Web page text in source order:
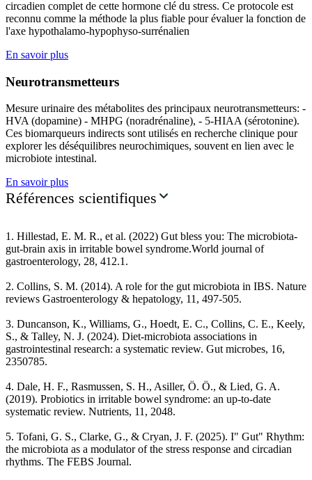
circadien complet de cette hormone clé du stress. Ce protocole est
reconnu comme la méthode la plus fiable pour évaluer la fonction de
l'axe hypothalamo-hypophyso-surrénalien
En savoir plus
Neurotransmetteurs
Mesure urinaire des métabolites des principaux neurotransmetteurs: -
HVA (dopamine) - MHPG (noradrénaline), - 5-HIAA (sérotonine).
Ces biomarqueurs indirects sont utilisés en recherche clinique pour
explorer les déséquilibres neurochimiques, souvent en lien avec le
microbiote intestinal.
En savoir plus
Références scientifiques
1. Hillestad, E. M. R., et al. (2022) Gut bless you: The microbiota-
gut-brain axis in irritable bowel syndrome.World journal of
gastroenterology, 28, 412.1.
2. Collins, S. M. (2014). A role for the gut microbiota in IBS. Nature
reviews Gastroenterology & hepatology, 11, 497-505.
3. Duncanson, K., Williams, G., Hoedt, E. C., Collins, C. E., Keely,
S., & Talley, N. J. (2024). Diet-microbiota associations in
gastrointestinal research: a systematic review. Gut microbes, 16,
2350785.
4. Dale, H. F., Rasmussen, S. H., Asiller, Ö. Ö., & Lied, G. A.
(2019). Probiotics in irritable bowel syndrome: an up-to-date
systematic review. Nutrients, 11, 2048.
5. Tofani, G. S., Clarke, G., & Cryan, J. F. (2025). I" Gut" Rhythm:
the microbiota as a modulator of the stress response and circadian
rhythms. The FEBS Journal.